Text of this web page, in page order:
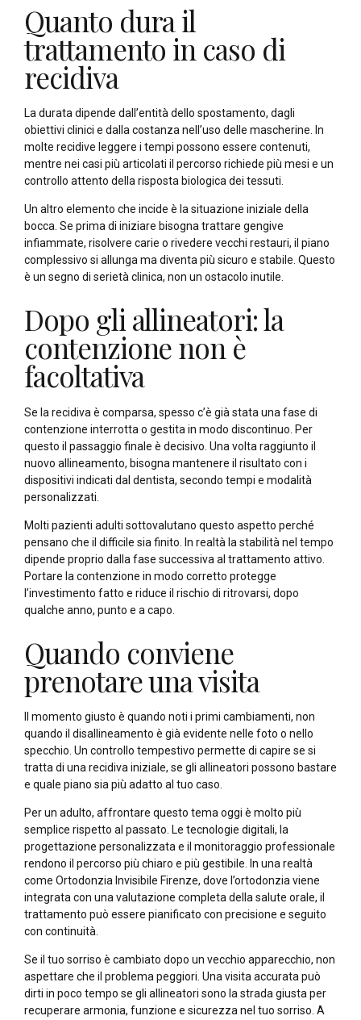
Quanto dura il
trattamento in caso di
recidiva
La durata dipende dall’entità dello spostamento, dagli
obiettivi clinici e dalla costanza nell’uso delle mascherine. In
molte recidive leggere i tempi possono essere contenuti,
mentre nei casi più articolati il percorso richiede più mesi e un
controllo attento della risposta biologica dei tessuti.
Un altro elemento che incide è la situazione iniziale della
bocca. Se prima di iniziare bisogna trattare gengive
infiammate, risolvere carie o rivedere vecchi restauri, il piano
complessivo si allunga ma diventa più sicuro e stabile. Questo
è un segno di serietà clinica, non un ostacolo inutile.
Dopo gli allineatori: la
contenzione non è
facoltativa
Se la recidiva è comparsa, spesso c’è già stata una fase di
contenzione interrotta o gestita in modo discontinuo. Per
questo il passaggio finale è decisivo. Una volta raggiunto il
nuovo allineamento, bisogna mantenere il risultato con i
dispositivi indicati dal dentista, secondo tempi e modalità
personalizzati.
Molti pazienti adulti sottovalutano questo aspetto perché
pensano che il difficile sia finito. In realtà la stabilità nel tempo
dipende proprio dalla fase successiva al trattamento attivo.
Portare la contenzione in modo corretto protegge
l’investimento fatto e riduce il rischio di ritrovarsi, dopo
qualche anno, punto e a capo.
Quando conviene
prenotare una visita
Il momento giusto è quando noti i primi cambiamenti, non
quando il disallineamento è già evidente nelle foto o nello
specchio. Un controllo tempestivo permette di capire se si
tratta di una recidiva iniziale, se gli allineatori possono bastare
e quale piano sia più adatto al tuo caso.
Per un adulto, affrontare questo tema oggi è molto più
semplice rispetto al passato. Le tecnologie digitali, la
progettazione personalizzata e il monitoraggio professionale
rendono il percorso più chiaro e più gestibile. In una realtà
come Ortodonzia Invisibile Firenze, dove l’ortodonzia viene
integrata con una valutazione completa della salute orale, il
trattamento può essere pianificato con precisione e seguito
con continuità.
Se il tuo sorriso è cambiato dopo un vecchio apparecchio, non
aspettare che il problema peggiori. Una visita accurata può
dirti in poco tempo se gli allineatori sono la strada giusta per
recuperare armonia, funzione e sicurezza nel tuo sorriso. A